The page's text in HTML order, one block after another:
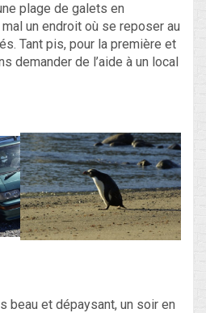
plage de galets en
un endroit où se reposer au
Tant pis, pour la première et
demander de l’aide à un local
beau et dépaysant, un soir en